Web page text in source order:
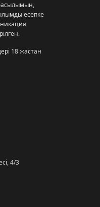
есепке
18 жастан
4/3